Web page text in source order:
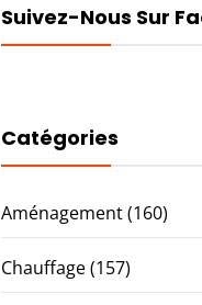
Suivez-Nous Sur
Catégories
Aménagement(160)
Chauffage(157)